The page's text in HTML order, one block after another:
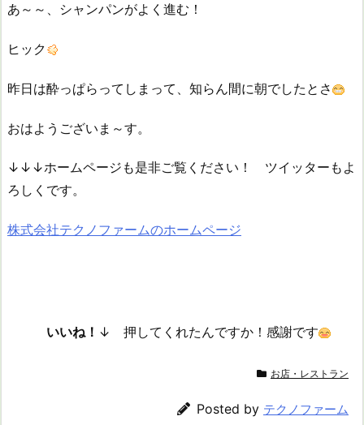
あ～～、シャンパンがよく進む！
ヒック
昨日は酔っぱらってしまって、知らん間に朝でしたとさ
おはようございま～す。
↓↓↓ホームページも是非ご覧ください！ ツイッターもよ
ろしくです。
株式会社テクノファームのホームページ
いいね！ ↓ 押してくれたんですか！感謝です
お店・レストラン
Posted by テクノファーム